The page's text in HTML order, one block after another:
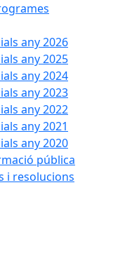
any 2026
any 2025
any 2024
any 2023
any 2022
any 2021
any 2020
pública
i resolucions